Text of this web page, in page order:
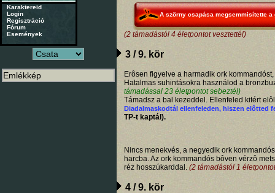
Karaktereid
Login
Regisztráció
Fórum
Események
A szörny csapása megsemmisítette
(2 támadástól 4 életpontot vesztettél)
3 / 9. kör
Erôsen figyelve a harmadik ork
Hatalmas suhintásokra használod a
támadással 23 életpontot sebeztél)
Támadsz a bal kezeddel. Ellenfeled kitért
Diadalmaskodtál ellenfeleden, hiszen elôtted
TP-t kaptál).
Nincs menekvés, a negyedik ork
harcba. Az ork kommandós bôven vérzô
réz hosszúkarddal. (2 támadástól 1
4 / 9. kör